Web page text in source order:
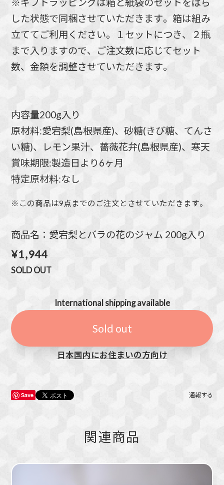
※ギフトラッピングは箱と紙袋のセットをばら
した状態で同梱させていただきます。箱は組み
立ててご利用ください。１セットにつき、２瓶
まで入りますので、ご注文数に応じてセット
数、金額を調整させていただきます。
内容量200g入り
原材料:愛宕梨(島根県産)、砂糖(きび糖、てんさ
い糖)、レモン果汁、薔薇花弁(島根県産)、寒天
賞味期限:製造日より6ヶ月
特定原材料:なし
※この商品は9点までのご注文とさせていただきます。
商品名：愛宕梨とバラの花のジャム 200g入り
¥1,944
SOLD OUT
International shipping available
Sold out
日本国内にお住まいの方向け
Save 通報する
関連商品